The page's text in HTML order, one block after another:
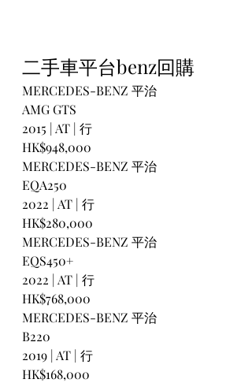
二手車平台benz回購
MERCEDES-BENZ 平治
AMG GTS
2015 | AT | 行
HK$948,000
MERCEDES-BENZ 平治
EQA250
2022 | AT | 行
HK$280,000
MERCEDES-BENZ 平治
EQS450+
2022 | AT | 行
HK$768,000
MERCEDES-BENZ 平治
B220
2019 | AT | 行
HK$168,000